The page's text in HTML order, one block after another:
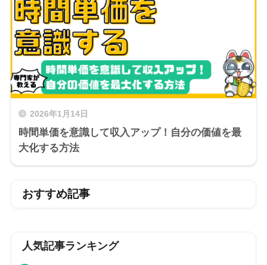
2026年1月14日
時間単価を意識して収入アップ！自分の価値を最
大化する方法
おすすめ記事
人気記事ランキング